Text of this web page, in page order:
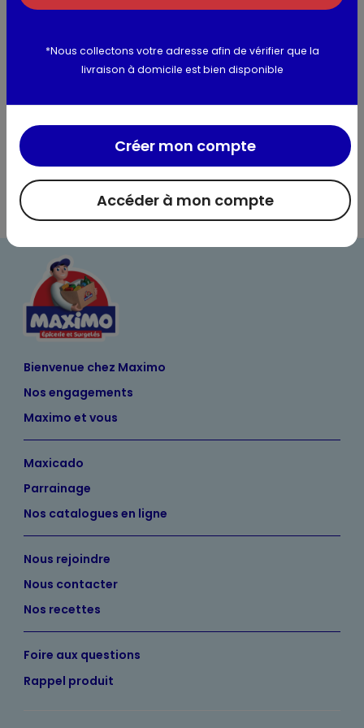
Informations complémentaires
Bienvenue chez Maximo
Nos engagements
Maximo et vous
Maxicado
Parrainage
Nos catalogues en ligne
Nous rejoindre
Nous contacter
Nos recettes
Foire aux questions
Rappel produit
*Nous collectons votre adresse afin de vérifier que la
livraison à domicile est bien disponible
Accéder à mon compte
Créer mon compte